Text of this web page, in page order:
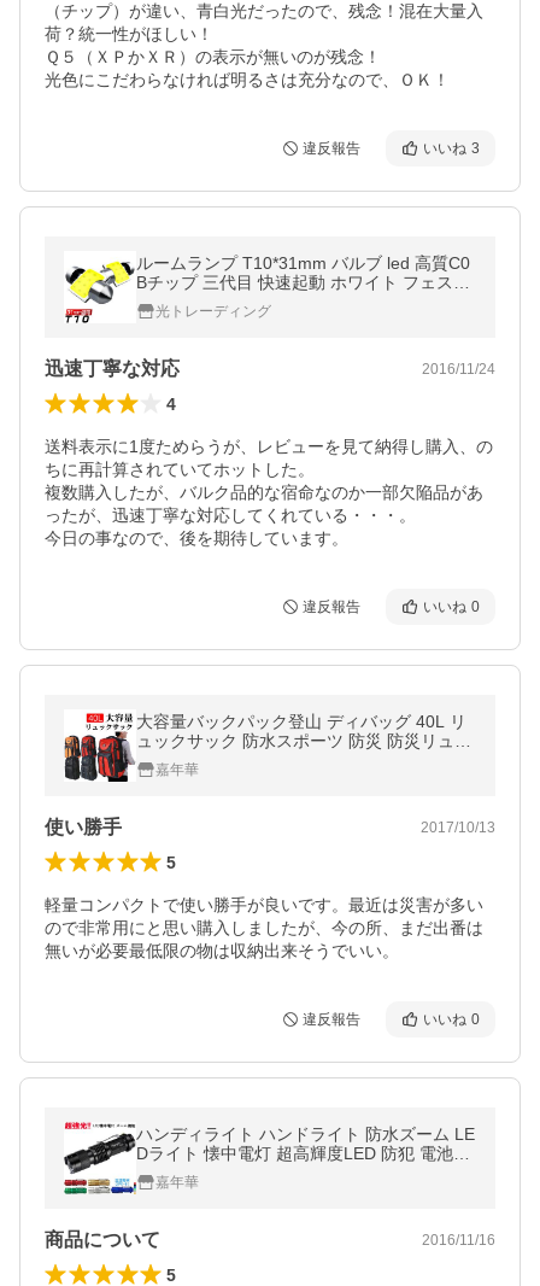
（チップ）が違い、青白光だったので、残念！混在大量入
荷？統一性がほしい！
Ｑ５（ＸＰかＸＲ）の表示が無いのが残念！
光色にこだわらなければ明るさは充分なので、ＯＫ！
違反報告 いいね 3
ルームランプ T10*31mm バルブ led 高質C0
Bチップ 三代目 快速起動 ホワイト フェスト
ン球 電球 車検対応 2個
光トレーディング
迅速丁寧な対応 2016/11/24
4
送料表示に1度ためらうが、レビューを見て納得し購入、の
ちに再計算されていてホットした。
複数購入したが、バルク品的な宿命なのか一部欠陥品があ
ったが、迅速丁寧な対応してくれている・・・。
今日の事なので、後を期待しています。
違反報告 いいね 0
大容量バックパック登山 ディバッグ 40L リ
ュックサック 防水スポーツ 防災 防災リュッ
ク 宅配便配送 翌日配達送料無料
嘉年華
使い勝手 2017/10/13
5
軽量コンパクトで使い勝手が良いです。最近は災害が多い
ので非常用にと思い購入しましたが、今の所、まだ出番は
無いが必要最低限の物は収納出来そうでいい。
違反報告 いいね 0
ハンディライト ハンドライト 防水ズーム LE
Dライト 懐中電灯 超高輝度LED 防犯 電池式
自転車用 ネコポス送料無料 翌日配達対応
嘉年華
商品について 2016/11/16
5